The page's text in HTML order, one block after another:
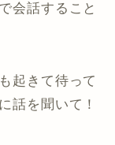
会話すること
起きて待って
話を聞いて！